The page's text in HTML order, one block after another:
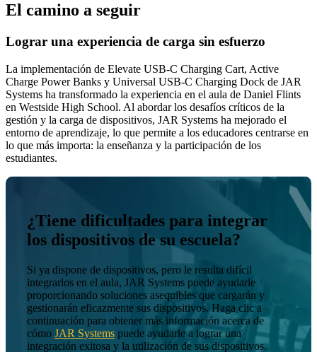
El camino a seguir
Lograr una experiencia de carga sin esfuerzo
La implementación de Elevate USB-C Charging Cart, Active
Charge Power Banks y Universal USB-C Charging Dock de JAR
Systems ha transformado la experiencia en el aula de Daniel Flints
en Westside High School. Al abordar los desafíos críticos de la
gestión y la carga de dispositivos, JAR Systems ha mejorado el
entorno de aprendizaje, lo que permite a los educadores centrarse en
lo que más importa: la enseñanza y la participación de los
estudiantes.
¿Tiene dificultades para integrar
los dispositivos de su escuela?
Si ya dispone de dispositivos, pero le resulta difícil
integrarlos en el aula, JAR Systems puede ayudarle
proporcionando soluciones asequibles que cargarán y
gestionarán eficazmente sus dispositivos. Haga clic a
continuación para obtener más información acerca de
cómo JAR Systems puede ayudarle a lograr una
integración exitosa y la utilización de sus dispositivos.